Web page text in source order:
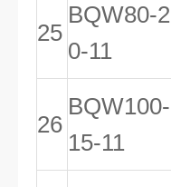
25
BQW80-2
0-11
26
BQW100-
15-11